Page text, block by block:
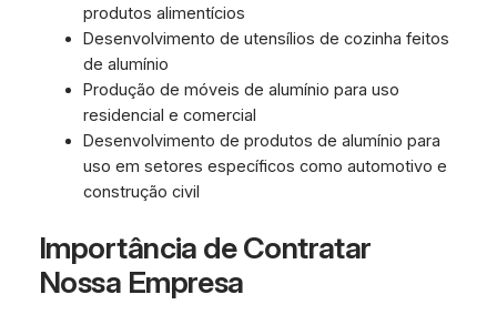
produtos alimentícios
Desenvolvimento de utensílios de cozinha feitos
de alumínio
Produção de móveis de alumínio para uso
residencial e comercial
Desenvolvimento de produtos de alumínio para
uso em setores específicos como automotivo e
construção civil
Importância de Contratar
Nossa Empresa